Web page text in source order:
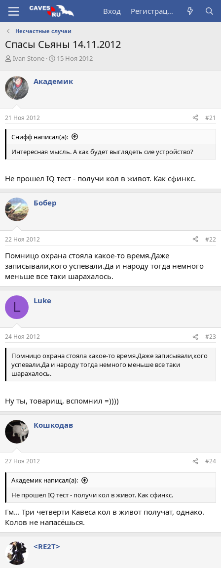
Вход Регистрация
Несчастные случаи
Спасы Сьяны 14.11.2012
А
т
о
р
т
е
м
ы
Ivan Stone
Д
а
ч
л
а
15 Ноя 2012
Академик
21 Ноя 2012 #21
Снифф написал(а):
Интересная мысль. А как будет выглядеть сие устройство?
Не прошел IQ тест - получи кол в живот. Как сфинкс.
Бобер
22 Ноя 2012 #22
Помницо охрана стояла какое-то время.Даже
записывали,кого успевали.Да и народу тогда немного
меньше все таки шарахалось.
L Luke
24 Ноя 2012 #23
Помницо охрана стояла какое-то время.Даже записывали,кого
успевали.Да и народу тогда немного меньше все таки
шарахалось.
Ну ты, товарищ, вспомнил =))))
Кошкодав
27 Ноя 2012 #24
Академик написал(а):
Не прошел IQ тест - получи кол в живот. Как сфинкс.
Гм... Три четверти Кавеса кол в живот получат, однако.
Колов не напасёшься.
<RE2T>